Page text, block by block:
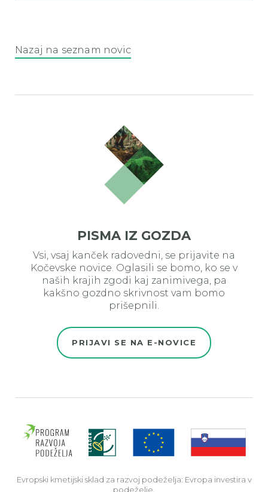
Nazaj na seznam novic
PISMA IZ GOZDA
Vsi, vsaj kanček radovedni, se prijavite na
Kočevske novice. Oglasili se bomo, ko se v
naših krajih zgodi kaj zanimivega, pa
kakšno gozdno skrivnost vam bomo
prišepnili.
PRIJAVI SE NA E-NOVICE
Evropski kmetijski sklad za razvoj podeželja: Evropa investira v
podeželje.